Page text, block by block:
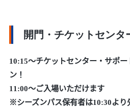
開門・チケットセンタ
10:15～チケットセンター・サポ
ン！
11:00～ご入場いただけます
※シーズンパス保有者は10:30より